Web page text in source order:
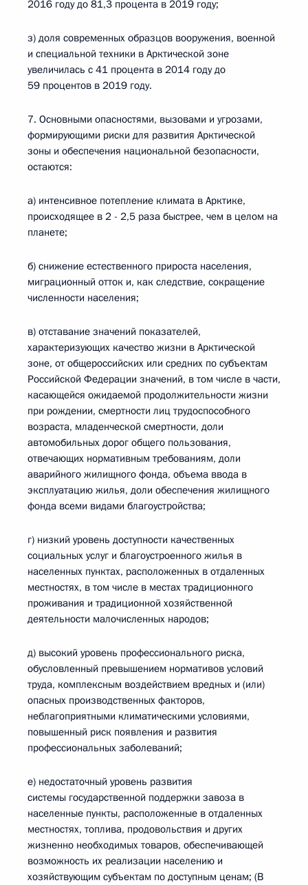
2016 году до 81,3 процента в 2019 году;
з) доля современных образцов вооружения, военной
и специальной техники в Арктической зоне
увеличилась с 41 процента в 2014 году до
59 процентов в 2019 году.
7. Основными опасностями, вызовами и угрозами,
формирующими риски для развития Арктической
зоны и обеспечения национальной безопасности,
остаются:
а) интенсивное потепление климата в Арктике,
происходящее в 2 - 2,5 раза быстрее, чем в целом на
планете;
б) снижение естественного прироста населения,
миграционный отток и, как следствие, сокращение
численности населения;
в) отставание значений показателей,
характеризующих качество жизни в Арктической
зоне, от общероссийских или средних по субъектам
Российской Федерации значений, в том числе в части,
касающейся ожидаемой продолжительности жизни
при рождении, смертности лиц трудоспособного
возраста, младенческой смертности, доли
автомобильных дорог общего пользования,
отвечающих нормативным требованиям, доли
аварийного жилищного фонда, объема ввода в
эксплуатацию жилья, доли обеспечения жилищного
фонда всеми видами благоустройства;
г) низкий уровень доступности качественных
социальных услуг и благоустроенного жилья в
населенных пунктах, расположенных в отдаленных
местностях, в том числе в местах традиционного
проживания и традиционной хозяйственной
деятельности малочисленных народов;
д) высокий уровень профессионального риска,
обусловленный превышением нормативов условий
труда, комплексным воздействием вредных и (или)
опасных производственных факторов,
неблагоприятными климатическими условиями,
повышенный риск появления и развития
профессиональных заболеваний;
е) недостаточный уровень развития
системы государственной поддержки завоза в
населенные пункты, расположенные в отдаленных
местностях, топлива, продовольствия и других
жизненно необходимых товаров, обеспечивающей
возможность их реализации населению и
хозяйствующим субъектам по доступным ценам; (В